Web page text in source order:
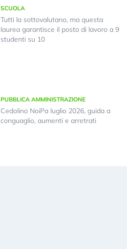
SCUOLA
Tutti la sottovalutano, ma questa
laurea garantisce il posto di lavoro a 9
studenti su 10
PUBBLICA AMMINISTRAZIONE
Cedolino NoiPa luglio 2026, guida a
conguaglio, aumenti e arretrati